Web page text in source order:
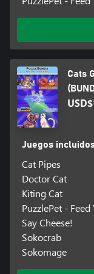
Cats
Juegos
Cat Pipes
Doctor Cat
Kiting Cat
PuzzlePet -
Say Cheese!
Sokocrab
Sokomage